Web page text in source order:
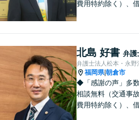
費用特約除く）、借
績（令和1～7年合
北島 好書 弁護
弁護士法人松本・永
福岡県|朝倉市
◆「感謝の声」多
相談無料（交通事
費用特約除く）、借